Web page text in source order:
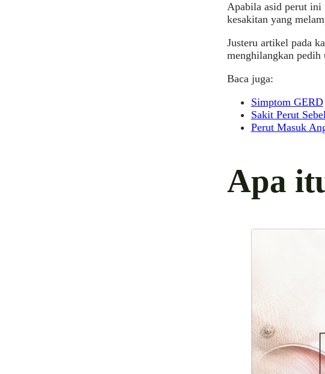
Apabila asid perut ini
kesakitan yang
Justeru artikel pada
menghilangkan pedih
Baca juga:
Simptom GERD
Sakit Perut
Perut Masuk
Apa